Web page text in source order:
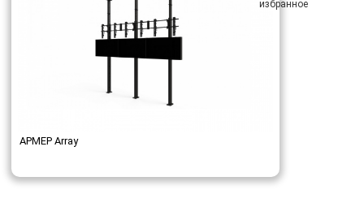
АРМЕР Array